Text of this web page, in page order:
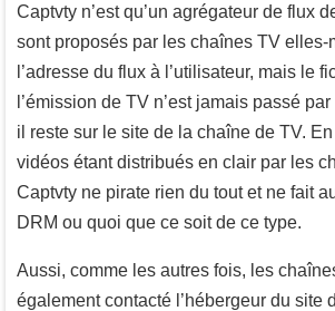
Captvty n’est qu’un agrégateur de flux
sont proposés par les chaînes TV elles-
l’adresse du flux à l’utilisateur, mais le
l’émission de TV n’est jamais passé
il reste sur le site de la chaîne de TV.
vidéos étant distribués en clair par les
Captvty ne pirate rien du tout et ne fait
DRM ou quoi que ce soit de ce type.
Aussi, comme les autres fois, les
également contacté l’hébergeur du site